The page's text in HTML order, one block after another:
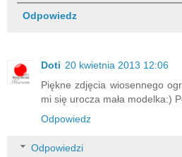
Odpowiedz
Doti 20 kwietnia 2013 12:06
Piękne zdjęcia wiosennego
mi się urocza mała modelka:)
Odpowiedz
Odpowiedzi